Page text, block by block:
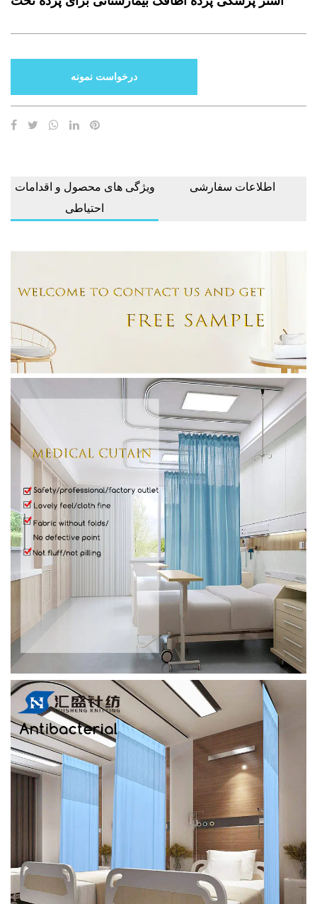
درخواست نمونه
ویژگی های محصول و اقدامات
احتیاطی
اطلاعات سفارشی